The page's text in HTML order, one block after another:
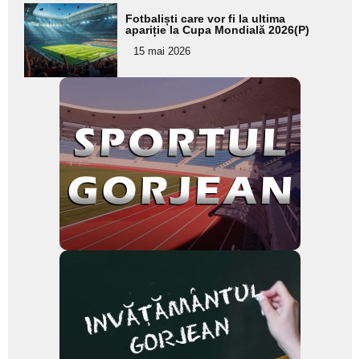
Adaugă
aici textul
pentru
subtitlu
Fotbaliști care vor fi la ultima
apariție la Cupa Mondială 2026(P)
15 mai 2026